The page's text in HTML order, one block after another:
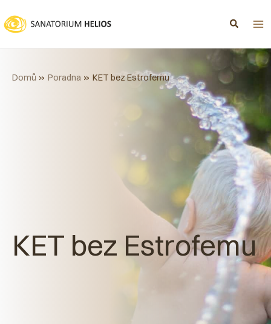
na
obsah
KET bez Estrofemu
Domů Poradna KET bez Estrofemu